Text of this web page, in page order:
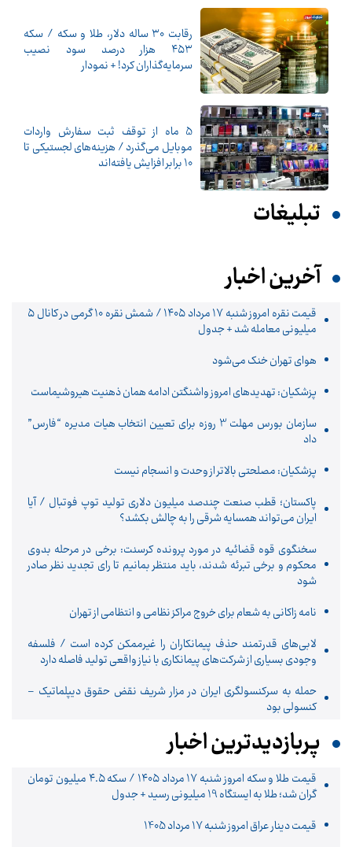
رقابت ۳۰ ساله دلار، طلا و سکه / سکه
۴۵۳ هزار درصد سود نصیب
سرمایه‌گذاران کرد! + نمودار
5 ماه از توقف ثبت سفارش واردات
موبایل می‌گذرد / هزینه‌های لجستیکی تا
10 برابر افزایش یافته‌اند
تبلیغات
آخرین اخبار
قیمت نقره امروز شنبه ۱۷ مرداد ۱۴۰۵ / شمش نقره ۱۰ گرمی در کانال ۵
میلیونی معامله شد + جدول
هوای تهران خنک می‌شود
پزشکیان: تهدیدهای امروز واشنگتن ادامه همان ذهنیت هیروشیماست
سازمان بورس مهلت 3 روزه برای تعیین انتخاب هیات مدیره “فارس”
داد
پزشکیان: مصلحتی بالاتر از وحدت و انسجام نیست
پاکستان؛ قطب صنعت چندصد میلیون دلاری تولید توپ فوتبال / آیا
ایران می‌تواند همسایه شرقی را به چالش بکشد؟
سخنگوی قوه قضائیه در مورد پرونده کرسنت: برخی در مرحله بدوی
محکوم و برخی تبرئه شدند، باید منتظر بمانیم تا رای تجدید نظر صادر
شود
نامه زاکانی به شعام برای خروج مراکز نظامی و انتظامی از تهران
لابی‌های قدرتمند حذف پیمانکاران را غیرممکن کرده است / فلسفه
وجودی بسیاری از شرکت‌های پیمانکاری با نیاز واقعی تولید فاصله دارد
حمله به سرکنسولگری ایران در مزار شریف نقض حقوق دیپلماتیک –
کنسولی بود
پربازدیدترین اخبار
قیمت طلا و سکه امروز شنبه ۱۷ مرداد ۱۴۰۵ / سکه ۴.۵ میلیون تومان
گران شد؛ طلا به ایستگاه 19 میلیونی رسید + جدول
قیمت دینار عراق امروز شنبه 17 مرداد 1405